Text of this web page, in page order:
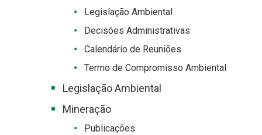
Legislação Ambiental
Decisões Administrativas
Calendário de Reuniões
Termo de Compromisso Ambiental
Legislação Ambiental
Mineração
Publicações